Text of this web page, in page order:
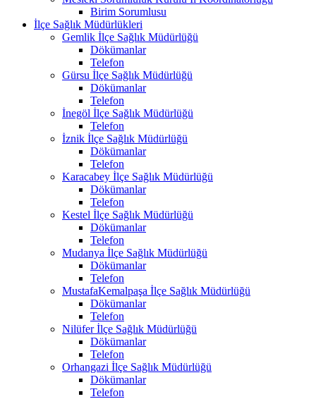
Birim Sorumlusu
İlçe Sağlık Müdürlükleri
Gemlik İlçe Sağlık Müdürlüğü
Dökümanlar
Telefon
Gürsu İlçe Sağlık Müdürlüğü
Dökümanlar
Telefon
İnegöl İlçe Sağlık Müdürlüğü
Telefon
İznik İlçe Sağlık Müdürlüğü
Dökümanlar
Telefon
Karacabey İlçe Sağlık Müdürlüğü
Dökümanlar
Telefon
Kestel İlçe Sağlık Müdürlüğü
Dökümanlar
Telefon
Mudanya İlçe Sağlık Müdürlüğü
Dökümanlar
Telefon
MustafaKemalpaşa İlçe Sağlık Müdürlüğü
Dökümanlar
Telefon
Nilüfer İlçe Sağlık Müdürlüğü
Dökümanlar
Telefon
Orhangazi İlçe Sağlık Müdürlüğü
Dökümanlar
Telefon